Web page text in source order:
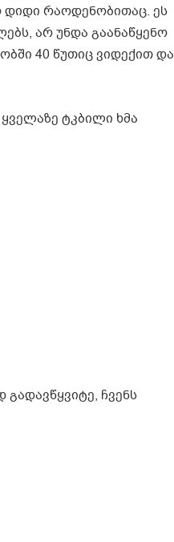
რაოდენობითაც. ეს
არ უნდა გაანაწყენო
40 წუთიც ვიდექით და
ყველაზე ტკბილი ხმა
გადავწყვიტე, ჩვენს